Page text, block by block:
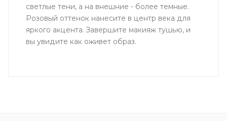
светлые тени, а на внешние - более темные.
Розовый оттенок нанесите в центр века для
яркого акцента. Завершите макияж тушью, и
вы увидите как оживет образ.